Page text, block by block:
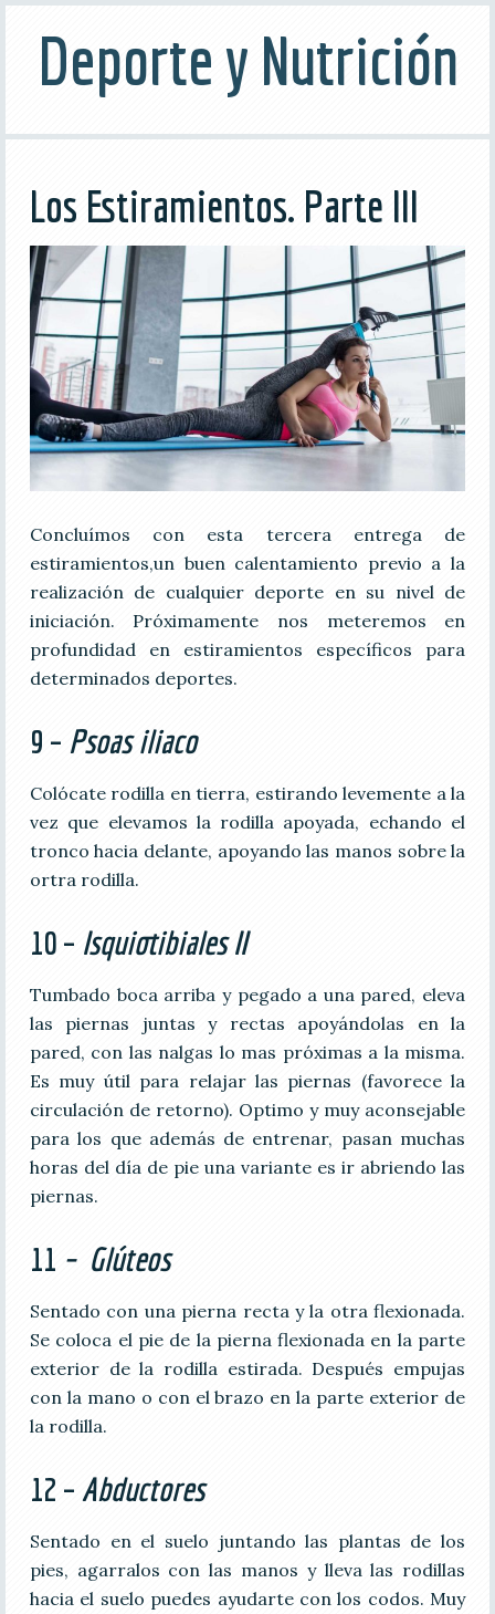
Deporte y Nutrición
Los Estiramientos. Parte III
Concluímos con esta tercera entrega de
estiramientos,un buen calentamiento previo a la
realización de cualquier deporte en su nivel de
iniciación. Próximamente nos meteremos en
profundidad en estiramientos específicos para
determinados deportes.
9 – Psoas iliaco
Colócate rodilla en tierra, estirando levemente a la
vez que elevamos la rodilla apoyada, echando el
tronco hacia delante, apoyando las manos sobre la
ortra rodilla.
10 – Isquiotibiales II
Tumbado boca arriba y pegado a una pared, eleva
las piernas juntas y rectas apoyándolas en la
pared, con las nalgas lo mas próximas a la misma.
Es muy útil para relajar las piernas (favorece la
circulación de retorno). Optimo y muy aconsejable
para los que además de entrenar, pasan muchas
horas del día de pie una variante es ir abriendo las
piernas.
11 – Glúteos
Sentado con una pierna recta y la otra flexionada.
Se coloca el pie de la pierna flexionada en la parte
exterior de la rodilla estirada. Después empujas
con la mano o con el brazo en la parte exterior de
la rodilla.
12 – Abductores
Sentado en el suelo juntando las plantas de los
pies, agarralos con las manos y lleva las rodillas
hacia el suelo puedes ayudarte con los codos. Muy